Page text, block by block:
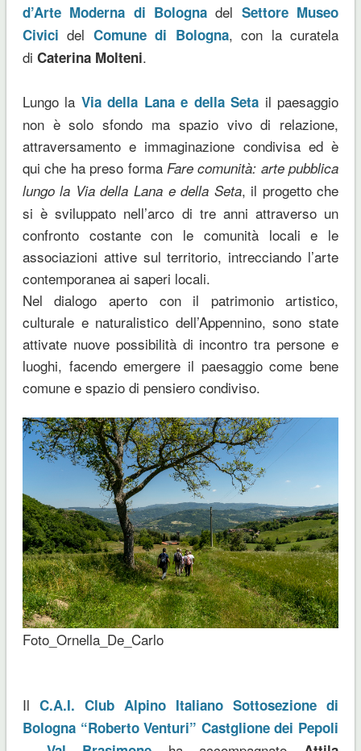
d’Arte Moderna di Bologna del Settore Museo
Civici del Comune di Bologna, con la curatela
di Caterina Molteni.
Lungo la Via della Lana e della Seta il paesaggio
non è solo sfondo ma spazio vivo di relazione,
attraversamento e immaginazione condivisa ed è
qui che ha preso forma Fare comunità: arte pubblica
lungo la Via della Lana e della Seta, il progetto che
si è sviluppato nell’arco di tre anni attraverso un
confronto costante con le comunità locali e le
associazioni attive sul territorio, intrecciando l’arte
contemporanea ai saperi locali.
Nel dialogo aperto con il patrimonio artistico,
culturale e naturalistico dell’Appennino, sono state
attivate nuove possibilità di incontro tra persone e
luoghi, facendo emergere il paesaggio come bene
comune e spazio di pensiero condiviso.
Foto_Ornella_De_Carlo
Il C.A.I. Club Alpino Italiano Sottosezione di
Bologna “Roberto Venturi” Castglione dei Pepoli